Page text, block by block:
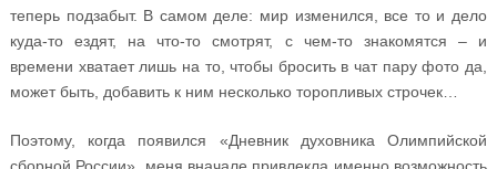
теперь подзабыт. В самом деле: мир изменился, все то и дело
куда-то ездят, на что-то смотрят, с чем-то знакомятся – и
времени хватает лишь на то, чтобы бросить в чат пару фото да,
может быть, добавить к ним несколько торопливых строчек…
Поэтому, когда появился «Дневник духовника Олимпийской